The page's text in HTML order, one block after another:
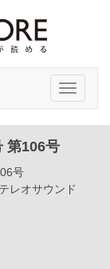
Toggle
第106号
号
レオサウンド